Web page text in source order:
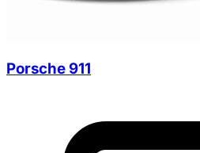
Porsche 911